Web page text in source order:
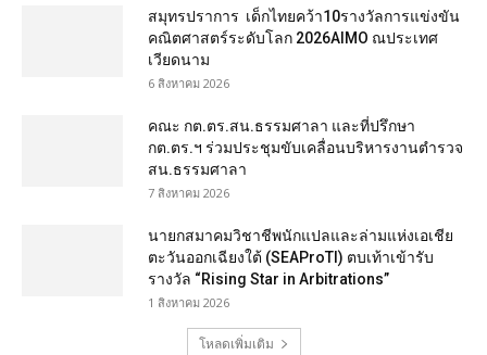
สมุทรปราการ เด็กไทยคว้า10รางวัลการแข่งขัน
คณิตศาสตร์ระดับโลก 2026AIMO ณประเทศ
เวียดนาม
6 สิงหาคม 2026
คณะ กต.ตร.สน.ธรรมศาลา และที่ปรึกษา
กต.ตร.ฯ ร่วมประชุมขับเคลื่อนบริหารงานตำรวจ
สน.ธรรมศาลา
7 สิงหาคม 2026
นายกสมาคมวิชาชีพนักแปลและล่ามแห่งเอเชีย
ตะวันออกเฉียงใต้ (SEAProTI) ตบเท้าเข้ารับ
รางวัล “Rising Star in Arbitrations”
1 สิงหาคม 2026
โหลดเพิ่มเติม